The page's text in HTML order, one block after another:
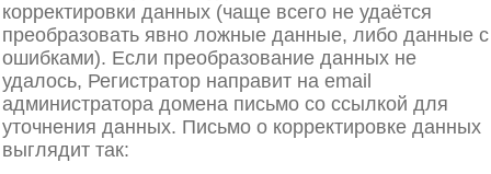
корректировки данных (чаще всего не удаётся
преобразовать явно ложные данные, либо данные с
ошибками). Если преобразование данных не
удалось, Регистратор направит на email
администратора домена письмо со ссылкой для
уточнения данных. Письмо о корректировке данных
выглядит так: